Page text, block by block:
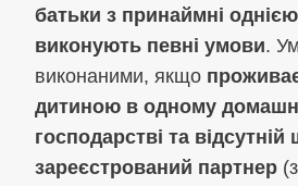
батьки з принаймні
виконують певні умови.
виконаними, якщо
дитиною в одному
господарстві та
зареєстрований партнер